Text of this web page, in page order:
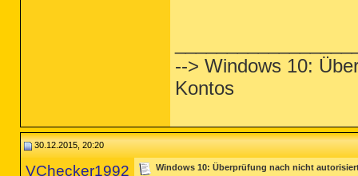
--> Windows 10:
Kontos
30.12.2015, 20:20
VChecker1992 Windows 10: Überprüfung nach nicht